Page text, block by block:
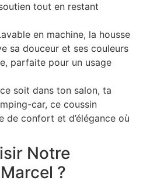
tout en restant
en machine, la housse
sa douceur et ses couleurs
parfaite pour un usage
soit dans ton salon, ta
car, ce coussin
de confort et d’élégance où
Notre
?